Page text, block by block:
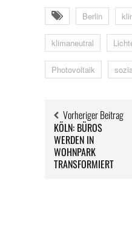
Berlin
klimaneutral
Photovoltaik
Vorheriger Beitrag
KÖLN: BÜROS
WERDEN IN
WOHNPARK
TRANSFORMIERT